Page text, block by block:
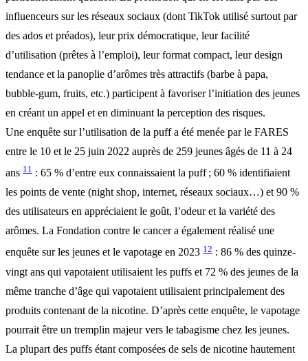
influenceurs sur les réseaux sociaux (dont TikTok utilisé surtout par
des ados et préados), leur prix démocratique, leur facilité
d’utilisation (prêtes à l’emploi), leur format compact, leur design
tendance et la panoplie d’arômes très attractifs (barbe à papa,
bubble-gum, fruits, etc.) participent à favoriser l’initiation des jeunes
en créant un appel et en diminuant la perception des risques.
Une enquête sur l’utilisation de la puff a été menée par le FARES
entre le 10 et le 25 juin 2022 auprès de 259 jeunes âgés de 11 à 24
ans 11 : 65 % d’entre eux connaissaient la puff ; 60 % identifiaient
les points de vente (night shop, internet, réseaux sociaux…) et 90 %
des utilisateurs en appréciaient le goût, l’odeur et la variété des
arômes. La Fondation contre le cancer a également réalisé une
enquête sur les jeunes et le vapotage en 2023 12 : 86 % des quinze-
vingt ans qui vapotaient utilisaient les puffs et 72 % des jeunes de la
même tranche d’âge qui vapotaient utilisaient principalement des
produits contenant de la nicotine. D’après cette enquête, le vapotage
pourrait être un tremplin majeur vers le tabagisme chez les jeunes.
La plupart des puffs étant composées de sels de nicotine hautement